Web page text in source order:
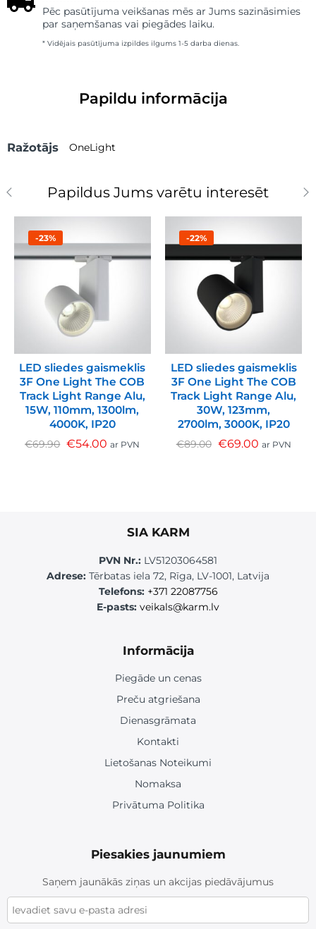
Pēc pasūtījuma veikšanas mēs ar Jums sazināsimies
par saņemšanas vai piegādes laiku.
* Vidējais pasūtījuma izpildes ilgums 1-5 darba dienas.
Papildu informācija
Ražotājs OneLight
Papildus Jums varētu interesēt
-23%
LED sliedes gaismeklis
3F One Light The COB
Track Light Range Alu,
15W, 110mm, 1300lm,
4000K, IP20
€69.90 €54.00 ar PVN
-22%
LED sliedes gaismeklis
3F One Light The COB
Track Light Range Alu,
30W, 123mm,
2700lm, 3000K, IP20
€89.00 €69.00 ar PVN
SIA KARM
PVN Nr.: LV51203064581
Adrese: Tērbatas iela 72, Rīga, LV-1001, Latvija
Telefons: +371 22087756
E-pasts: veikals@karm.lv
Informācija
Piegāde un cenas
Preču atgriešana
Dienasgrāmata
Kontakti
Lietošanas Noteikumi
Nomaksa
Privātuma Politika
Piesakies jaunumiem
Saņem jaunākās ziņas un akcijas piedāvājumus